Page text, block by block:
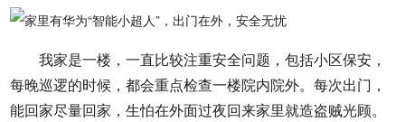
我家是一楼，一直比较注重安全问题，包括小区保安，
每晚巡逻的时候，都会重点检查一楼院内院外。每次出门，
能回家尽量回家，生怕在外面过夜回来家里就造盗贼光顾。